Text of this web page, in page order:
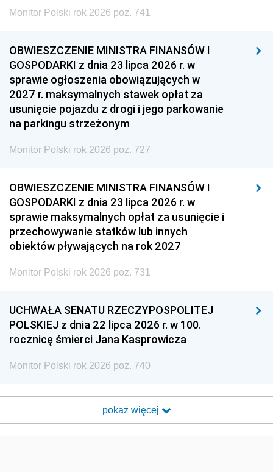
Monitor Polski rok 2026 poz. 741
OBWIESZCZENIE MINISTRA FINANSÓW I
GOSPODARKI z dnia 23 lipca 2026 r. w
sprawie ogłoszenia obowiązujących w
2027 r. maksymalnych stawek opłat za
usunięcie pojazdu z drogi i jego parkowanie
na parkingu strzeżonym
Monitor Polski rok 2026 poz. 727
OBWIESZCZENIE MINISTRA FINANSÓW I
GOSPODARKI z dnia 23 lipca 2026 r. w
sprawie maksymalnych opłat za usunięcie i
przechowywanie statków lub innych
obiektów pływających na rok 2027
Monitor Polski rok 2026 poz. 731
UCHWAŁA SENATU RZECZYPOSPOLITEJ
POLSKIEJ z dnia 22 lipca 2026 r. w 100.
rocznicę śmierci Jana Kasprowicza
Monitor Polski rok 2026 poz. 740
pokaż więcej